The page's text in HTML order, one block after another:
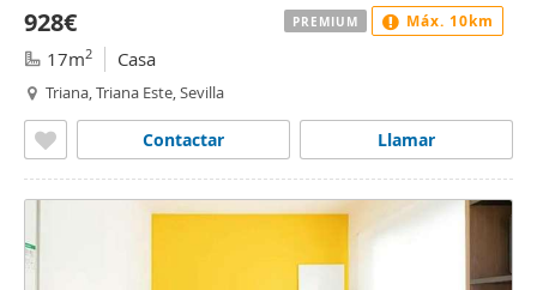
928€
17m2 Casa
Triana, Triana Este, Sevilla
Llamar
Contactar
PREMIUM Máx. 10km